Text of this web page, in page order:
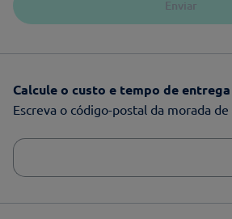
Enviar
Calcule o custo e tempo de entrega
Escreva o código-postal da morada